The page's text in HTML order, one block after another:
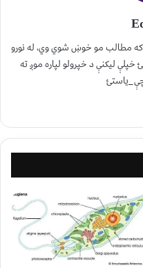
که مطالب مو خوښ شوي وي، له نورو
لیکنې د خپرولو لپاره موږ ته